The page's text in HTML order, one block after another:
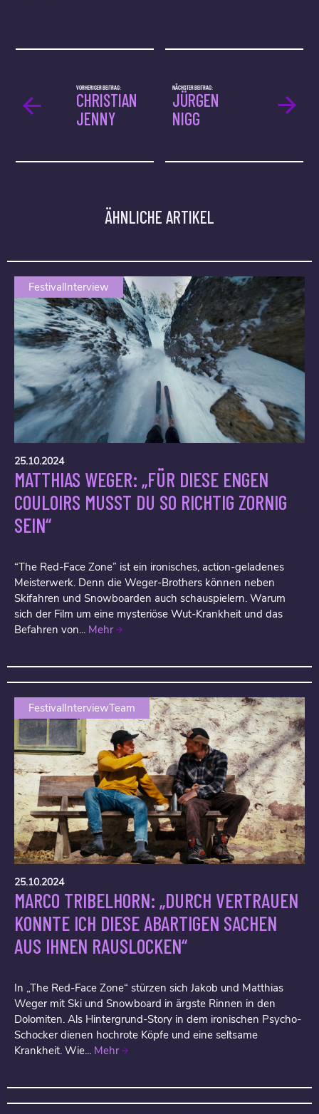
NÄCHSTER BEITRAG:
JÜRGEN
NIGG
VORHERIGER BEITRAG:
CHRISTIAN
JENNY
ÄHNLICHE ARTIKEL
FestivalInterview
25.10.2024
MATTHIAS WEGER: „FÜR DIESE ENGEN
COULOIRS MUSST DU SO RICHTIG ZORNIG
SEIN“
“The Red-Face Zone” ist ein ironisches, action-geladenes
Meisterwerk. Denn die Weger-Brothers können neben
Skifahren und Snowboarden auch schauspielern. Warum
sich der Film um eine mysteriöse Wut-Krankheit und das
Befahren von... Mehr
FestivalInterviewTeam
25.10.2024
MARCO TRIBELHORN: „DURCH VERTRAUEN
KONNTE ICH DIESE ABARTIGEN SACHEN
AUS IHNEN RAUSLOCKEN“
In „The Red-Face Zone“ stürzen sich Jakob und Matthias
Weger mit Ski und Snowboard in ärgste Rinnen in den
Dolomiten. Als Hintergrund-Story in dem ironischen Psycho-
Schocker dienen hochrote Köpfe und eine seltsame
Krankheit. Wie... Mehr